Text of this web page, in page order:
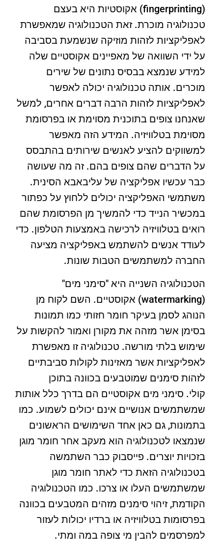
(fingerprinting) אקוסטיות היא בעצם
טכנולוגיה מוכרת. זאת הטכנולוגיה שמאפשרת
לאפליקציות לזהות מוזיקה שנשמעת בסביבה
על ידי השוואה של מאפיינים אקוסטיים שלה
למידע שנמצא בבסיס נתונים של שירים
מוכרים. אותה טכנולוגיה יכולה לאפשר
לאפליקציות לזהות הרבה דברים אחרים, למשל
שאנחנו צופים בתוכנית מסוימת או בפרסומת
מסוימת בטלוויזיה. המידע הזה מאפשר
למשווקים להציע לאנשים שירותים בהתבסס
על הדברים שהם צופים בהם. זה מה שעושה
כבר עכשיו אפליקציה של עליבאבא הסינית.
משתמשי האפליקציה יכולים ללחוץ על כפתור
במכשיר הנייד כדי להמשיך מן הפרסומת שהם
רואים בטלוויזיה לרכישה באמצעות הטלפון. כדי
לעודד אנשים להשתמש באפליקציה מציעה
החברה למשתמשים הטבות שונות.
הטכנולוגיה השנייה היא "סימני מים"
(watermarking) אקוסטיים. השם לקוח מן
הנוהג לסמן בעיקר חומר חזותי כמו תמונות
בסימן אשר מזהה את מקורן ואמור להקשות על
שימוש בלתי מורשה. טכנולוגיה זו מאפשרת
לאפליקציות אשר מאזינות לקולות סביבתיים
לזהות סימנים שמוטבעים בכוונה בתוכן
קולי. סימני מים אקוסטיים הם בדרך כלל אותות
שמשתמשים אנושיים אינם יכולים לשמוע. כמו
בתמונות, גם כאן אחד השימושים הראשונים
שנמצאו לטכנולוגיה הוא מעקב אחר חומר מוגן
בזכויות יוצרים. פייסבוק כבר השתמשה
בטכנולוגיה הזאת כדי לאתר חומר מוגן
שמשתמשים העלו או צרכו. כמו הטכנולוגיה
הקודמת, זיהוי סימנים מזהים המטבעים בכוונה
בפרסומות בטלוויזיה או ברדיו יכולות לעזור
למפרסמים להבין מי צופה במה ומתי.